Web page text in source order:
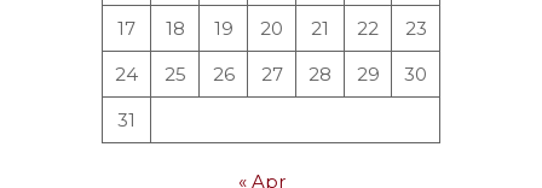
17
18 19 20 21 22
23
24
25 26 27 28 29
30
31
« Apr